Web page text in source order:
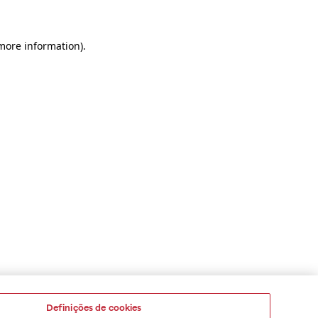
information).
Definições de cookies